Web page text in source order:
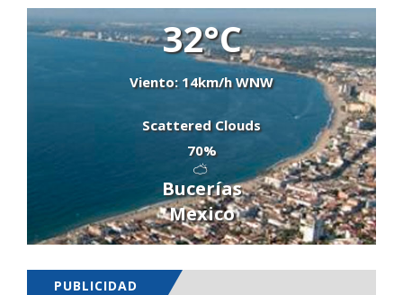
32°C
Viento: 14km/h WNW
Scattered Clouds
70%
Bucerías
Mexico
PUBLICIDAD